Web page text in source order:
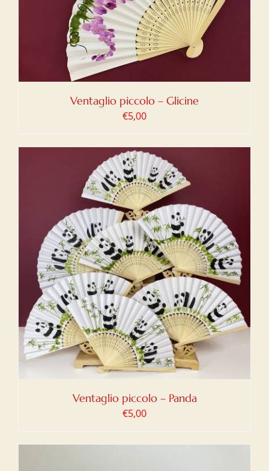
Ventaglio piccolo – Glicine
€5,00
Ventaglio piccolo – Panda
€5,00